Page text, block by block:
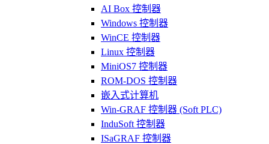
AI Box 控制器
Windows 控制器
WinCE 控制器
Linux 控制器
MiniOS7 控制器
ROM-DOS 控制器
嵌入式计算机
Win-GRAF 控制器 (Soft PLC)
InduSoft 控制器
ISaGRAF 控制器